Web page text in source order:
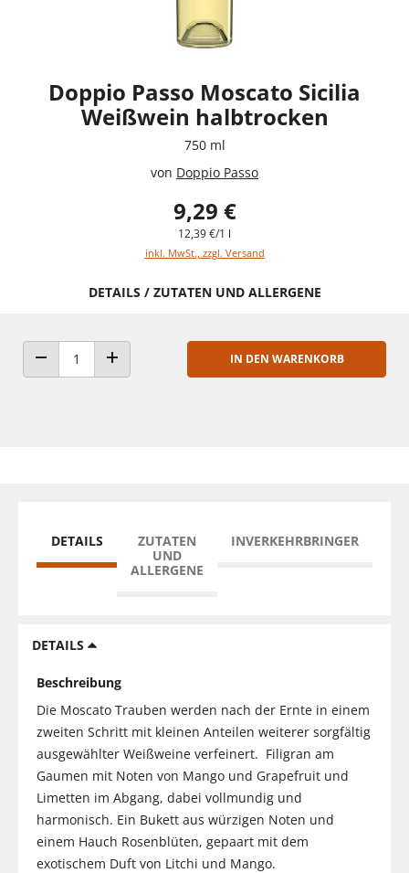
Doppio Passo Moscato Sicilia
Weißwein halbtrocken
750 ml
von Doppio Passo
9,29 €
12,39 €/1 l
inkl. MwSt., zzgl. Versand
DETAILS / ZUTATEN UND ALLERGENE
ANZAHL VERRINGERNANZAHL ERHÖHEN
IN DEN WARENKORB
DETAILS
ZUTATEN
UND
ALLERGENE
INVERKEHRBRINGER
DETAILS
Beschreibung
Die Moscato Trauben werden nach der Ernte in einem
zweiten Schritt mit kleinen Anteilen weiterer sorgfältig
ausgewählter Weißweine verfeinert. Filigran am
Gaumen mit Noten von Mango und Grapefruit und
Limetten im Abgang, dabei vollmundig und
harmonisch. Ein Bukett aus würzigen Noten und
einem Hauch Rosenblüten, gepaart mit dem
exotischem Duft von Litchi und Mango.